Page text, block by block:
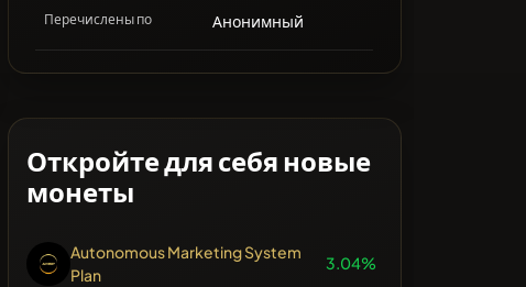
Перечислены по Анонимный
Откройте для себя новые
монеты
Autonomous Marketing System
Plan
3.04%